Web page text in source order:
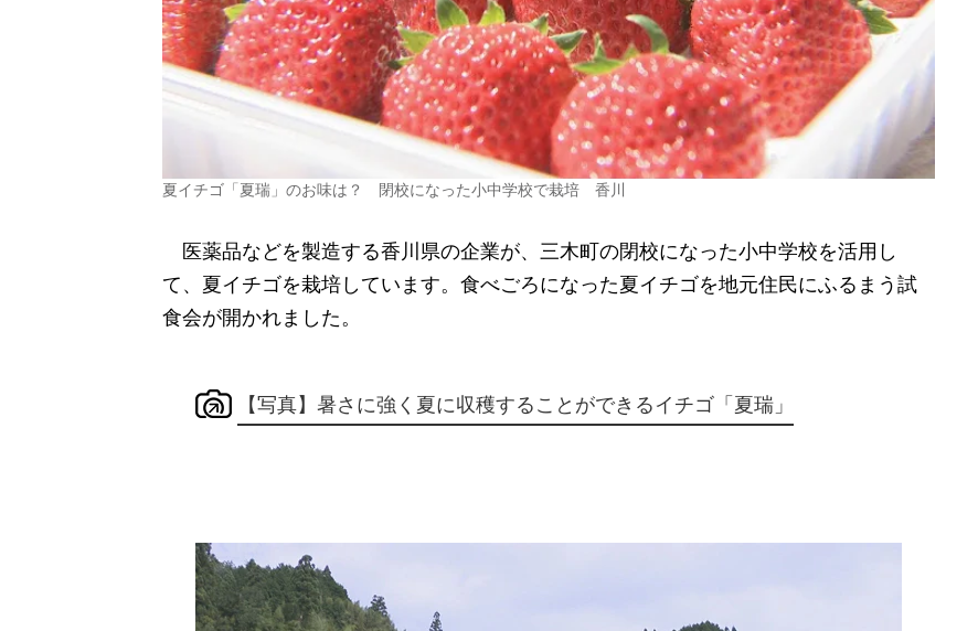
夏イチゴ「夏瑞」のお味は？ 閉校になった小中学校で栽培 香川
医薬品などを製造する香川県の企業が、三木町の閉校になった小中学校を活用し
て、夏イチゴを栽培しています。食べごろになった夏イチゴを地元住民にふるまう試
食会が開かれました。
【写真】暑さに強く夏に収穫することができるイチゴ「夏瑞」